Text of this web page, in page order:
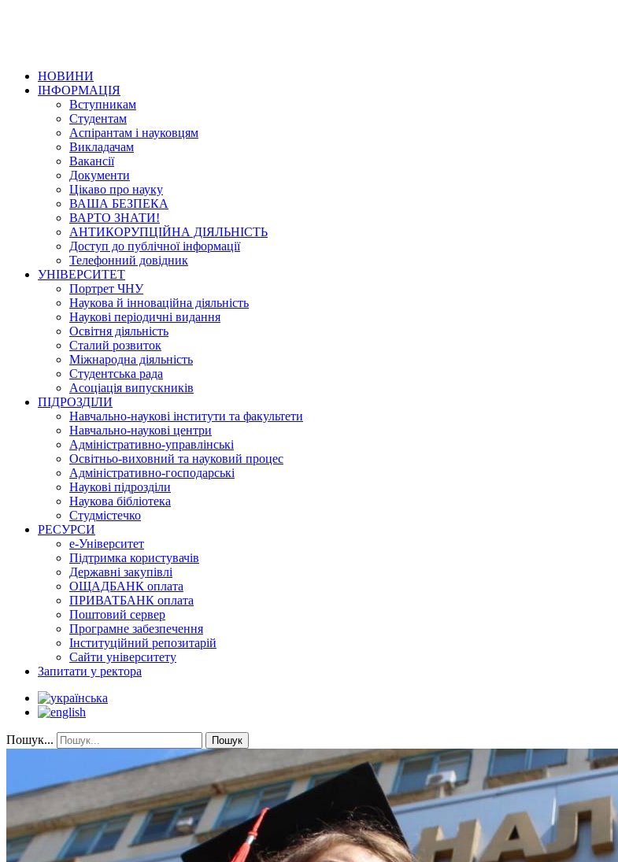
НОВИНИ
ІНФОРМАЦІЯ
Вступникам
Студентам
Аспірантам і науковцям
Викладачам
Вакансії
Документи
Цікаво про науку
ВАША БЕЗПЕКА
ВАРТО ЗНАТИ!
АНТИКОРУПЦІЙНА ДІЯЛЬНІСТЬ
Доступ до публічної інформації
Телефонний довідник
УНІВЕРСИТЕТ
Портрет ЧНУ
Наукова й інноваційна діяльність
Наукові періодичні видання
Освітня діяльність
Сталий розвиток
Міжнародна діяльність
Студентська рада
Асоціація випускників
ПІДРОЗДІЛИ
Навчально-наукові інститути та факультети
Навчально-наукові центри
Адміністративно-управлінські
Освітньо-виховний та науковий процес
Адміністративно-господарські
Наукові підрозділи
Наукова бібліотека
Студмістечко
РЕСУРСИ
е-Університет
Підтримка користувачів
Державні закупівлі
ОЩАДБАНК оплата
ПРИВАТБАНК оплата
Поштовий сервер
Програмне забезпечення
Інституційний репозитарій
Сайти університету
Запитати у ректора
Пошук... Пошук